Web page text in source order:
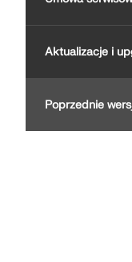
DOWIEDZ
Przestarzałe
Aktualizacje i
Poprzednie